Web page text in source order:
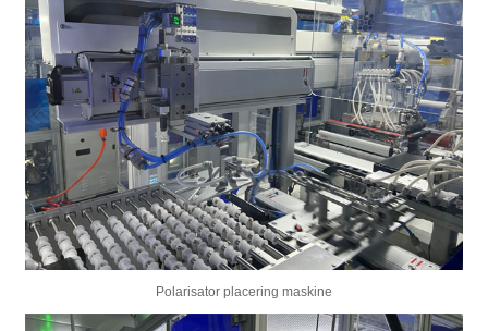
Polarisator placering maskine